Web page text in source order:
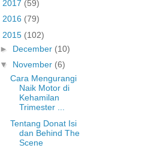
2017 (59)
2016 (79)
2015 (102)
► December (10)
▼ November (6)
Cara Mengurangi
Naik Motor di
Kehamilan
Trimester ...
Tentang Donat Isi
dan Behind The
Scene